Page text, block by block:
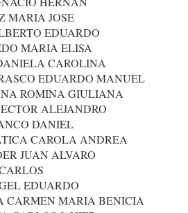
MARIA JOSE
EDUARDO
MARIA ELISA
CAROLINA
EDUARDO MANUEL
ROMINA GIULIANA
ALEJANDRO
DANIEL
CAROLA ANDREA
JUAN ALVARO
EDUARDO
CARMEN MARIA BENICIA